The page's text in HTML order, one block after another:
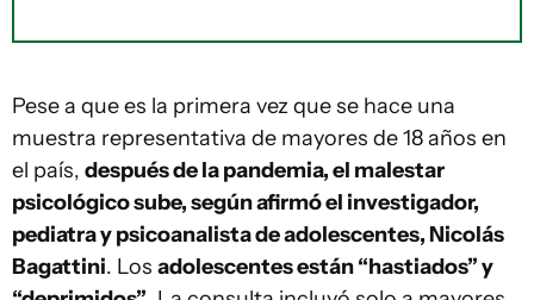
Pese a que es la primera vez que se hace una
muestra representativa de mayores de 18 años en
el país, después de la pandemia, el malestar
psicológico sube, según afirmó el investigador,
pediatra y psicoanalista de adolescentes, Nicolás
Bagattini. Los adolescentes están “hastiados” y